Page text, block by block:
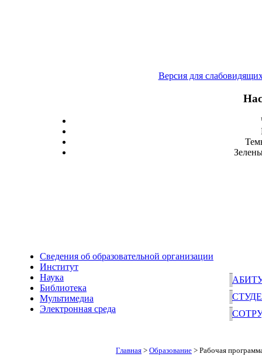
Версия для
Сведения об образовательной организации
Институт
Наука
Библиотека
Мультимедиа
Электронная среда
Главная > Образование > Рабочая